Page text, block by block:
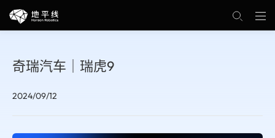
奇瑞汽车｜瑞虎9
2024/09/12